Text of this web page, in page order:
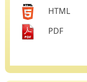
HTML
PDF